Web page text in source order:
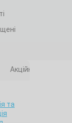
Акційні товари
та